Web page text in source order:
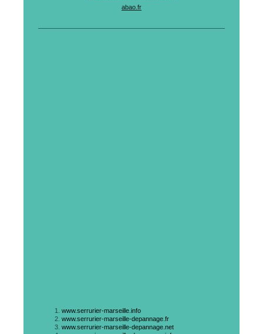
abao.fr
www.serrurier-marseille.info
www.serrurier-marseille-depannage.fr
www.serrurier-marseille-depannage.net